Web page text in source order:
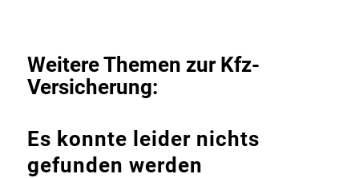
Weitere Themen zur Kfz-
Versicherung:
Es konnte leider nichts
gefunden werden